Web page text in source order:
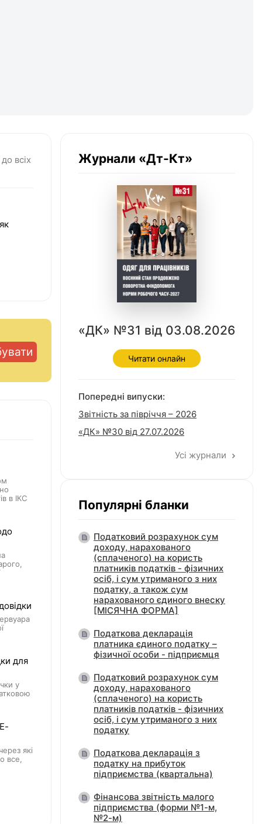
всіх
в ІКС
для
у
які
все,
Журнали «Дт-Кт»
«ДК» №31 від 03.08.2026
Читати онлайн
Попередні випуски:
Звітність за півріччя – 2026
«ДК» №30 від 27.07.2026
Усі журнали
Популярні бланки
Податковий розрахунок сум
доходу, нарахованого
(сплаченого) на користь
платників податків - фізичних
осіб, і сум утриманого з них
податку, а також сум
нарахованого єдиного внеску
[МІСЯЧНА ФОРМА]
Податкова декларація
платника єдиного податку –
фізичної особи - підприємця
Податковий розрахунок сум
доходу, нарахованого
(сплаченого) на користь
платників податків - фізичних
осіб, і сум утриманого з них
податку
Податкова декларація з
податку на прибуток
підприємства (квартальна)
Фінансова звітність малого
підприємства (форми №1-м,
№2-м)